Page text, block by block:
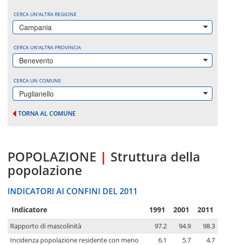
CERCA UN'ALTRA REGIONE
Campania
CERCA UN'ALTRA PROVINCIA
Benevento
CERCA UN COMUNE
Puglianello
TORNA AL COMUNE
POPOLAZIONE | Struttura della
popolazione
INDICATORI AI CONFINI DEL 2011
Indicatore 1991 2001 2011
Rapporto di mascolinità 97.2 94.9
98.3
Incidenza popolazione residente con meno
6.1 5.7 4.7